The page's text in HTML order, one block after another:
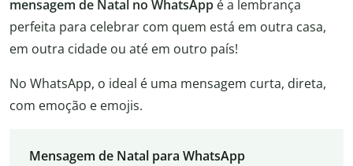
mensagem de Natal no WhatsApp é a lembrança
perfeita para celebrar com quem está em outra casa,
em outra cidade ou até em outro país!
No WhatsApp, o ideal é uma mensagem curta, direta,
com emoção e emojis.
Mensagem de Natal para WhatsApp